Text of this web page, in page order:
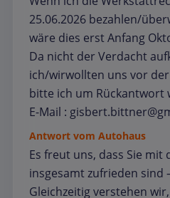
25.06.2026 bezahlen/
wäre dies erst Anfang
Da nicht der Verdacht
ich/wirwollten uns vor
bitte ich um Rückantwort
E-Mail :
Antwort vom Autohaus
Es freut uns, dass Sie mit
insgesamt zufrieden sind
Gleichzeitig verstehen